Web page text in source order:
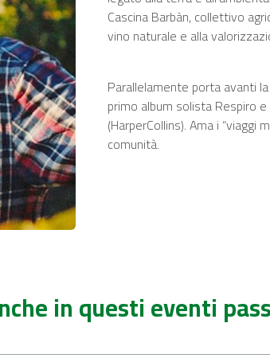
Cascina Barbàn, collettivo
vino naturale e alla
Parallelamente porta avanti
primo album solistaRespiro
(HarperCollins). Ama i
comunità.
in questi eventi